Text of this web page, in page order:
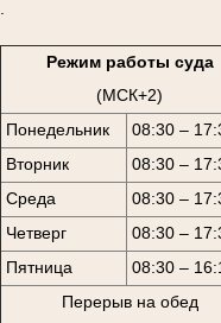
Режим работы суда
(МСК+2)
Понедельник
08:30 –
Вторник
08:30 –
Среда
08:30 –
Четверг
08:30 –
Пятница
08:30 –
Перерыв на обед